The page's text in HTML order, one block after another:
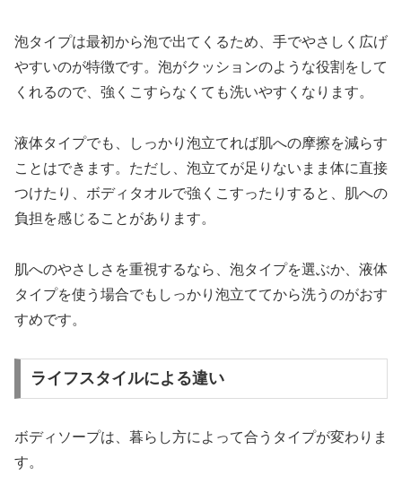
泡タイプは最初から泡で出てくるため、手でやさしく広げ
やすいのが特徴です。泡がクッションのような役割をして
くれるので、強くこすらなくても洗いやすくなります。
液体タイプでも、しっかり泡立てれば肌への摩擦を減らす
ことはできます。ただし、泡立てが足りないまま体に直接
つけたり、ボディタオルで強くこすったりすると、肌への
負担を感じることがあります。
肌へのやさしさを重視するなら、泡タイプを選ぶか、液体
タイプを使う場合でもしっかり泡立ててから洗うのがおす
すめです。
ライフスタイルによる違い
ボディソープは、暮らし方によって合うタイプが変わりま
す。